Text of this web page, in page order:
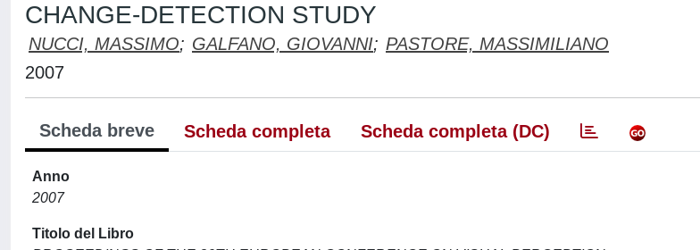
CHANGE-DETECTION STUDY
NUCCI, MASSIMO; GALFANO, GIOVANNI; PASTORE, MASSIMILIANO
2007
Scheda breve Scheda completa Scheda completa (DC)
Anno
2007
Titolo del Libro